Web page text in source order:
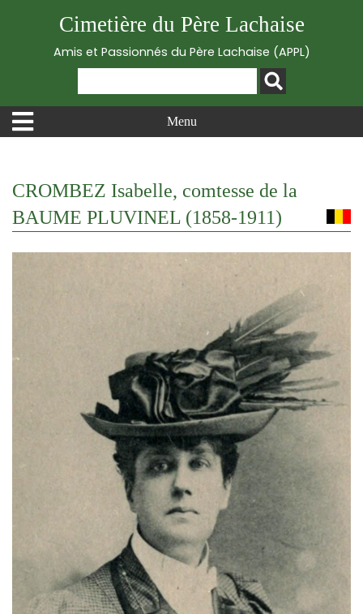
Cimetière du Père Lachaise
Amis et Passionnés du Père Lachaise (APPL)
Menu
CROMBEZ Isabelle, comtesse de la
BAUME PLUVINEL (1858-1911)